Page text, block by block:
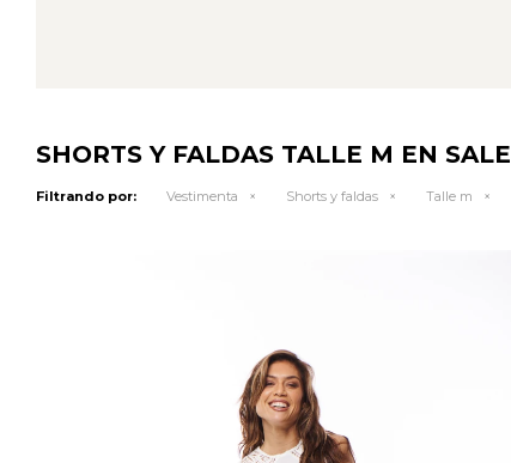
SHORTS Y FALDAS TALLE M EN SALE
Filtrando por: Vestimenta Shorts y faldas Talle m